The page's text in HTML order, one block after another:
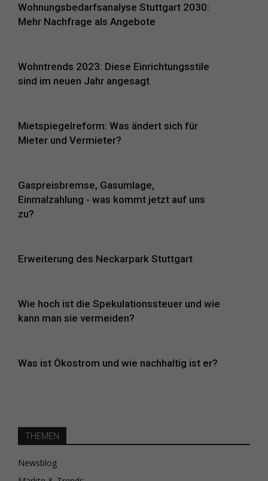
Wohnungsbedarfsanalyse Stuttgart 2030:
Mehr Nachfrage als Angebote
Wohntrends 2023: Diese Einrichtungsstile
sind im neuen Jahr angesagt
Mietspiegelreform: Was ändert sich für
Mieter und Vermieter?
Gaspreisbremse, Gasumlage,
Einmalzahlung - was kommt jetzt auf uns
zu?
Erweiterung des Neckarpark Stuttgart
Wie hoch ist die Spekulationssteuer und wie
kann man sie vermeiden?
Was ist Ökostrom und wie nachhaltig ist er?
THEMEN
Newsblog